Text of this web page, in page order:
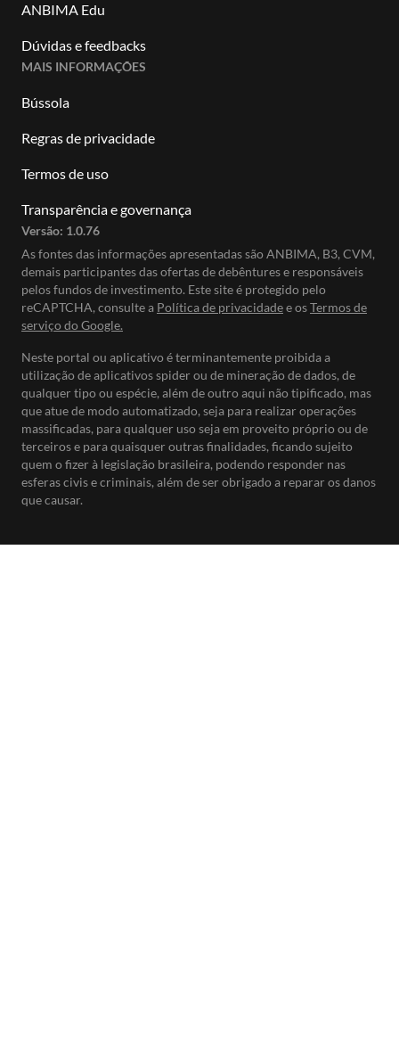
ANBIMA Edu
Dúvidas e feedbacks
MAIS INFORMAÇÕES
Bússola
Regras de privacidade
Termos de uso
Transparência e governança
Versão: 1.0.76
As fontes das informações apresentadas são ANBIMA, B3, CVM,
demais participantes das ofertas de debêntures e responsáveis
pelos fundos de investimento. Este site é protegido pelo
reCAPTCHA, consulte a Política de privacidadee osTermos de
serviço do Google.
Neste portal ou aplicativo é terminantemente proibida a
utilização de aplicativos spider ou de mineração de dados, de
qualquer tipo ou espécie, além de outro aqui não tipificado, mas
que atue de modo automatizado, seja para realizar operações
massificadas, para qualquer uso seja em proveito próprio ou de
terceiros e para quaisquer outras finalidades, ficando sujeito
quem o fizer à legislação brasileira, podendo responder nas
esferas civis e criminais, além de ser obrigado a reparar os danos
que causar.